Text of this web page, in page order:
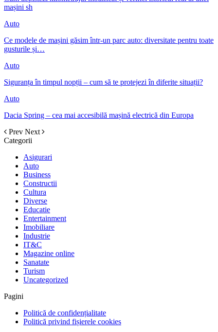
mașini sh
Auto
Ce modele de mașini găsim într-un parc auto: diversitate pentru toate
gusturile și…
Auto
Siguranța în timpul nopții – cum să te protejezi în diferite situații?
Auto
Dacia Spring – cea mai accesibilă mașină electrică din Europa
Prev Next
Categorii
Asigurari
Auto
Business
Constructii
Cultura
Diverse
Educatie
Entertainment
Imobiliare
Industrie
IT&C
Magazine online
Sanatate
Turism
Uncategorized
Pagini
Politică de confidențialitate
Politică privind fișierele cookies